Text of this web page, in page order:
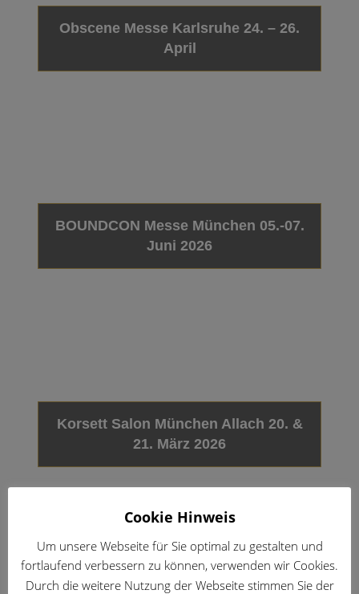
Obscene Messe Karlsruhe 24. – 26.
April
BOUNDCON Messe München 05.-07.
Juni 2026
Korsett Salon München Allach 20. &
21. März 2026
Cookie Hinweis
Um unsere Webseite für Sie optimal zu gestalten und
fortlaufend verbessern zu können, verwenden wir Cookies.
Durch die weitere Nutzung der Webseite stimmen Sie der